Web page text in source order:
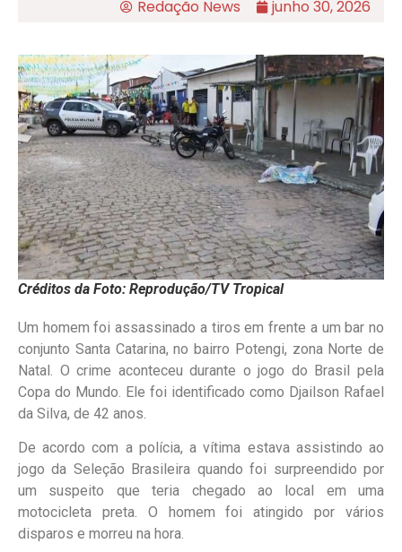
Redação News junho 30, 2026
Créditos da Foto: Reprodução/TV Tropical
Um homem foi assassinado a tiros em frente a um bar no
conjunto Santa Catarina, no bairro Potengi, zona Norte de
Natal. O crime aconteceu durante o jogo do Brasil pela
Copa do Mundo. Ele foi identificado como Djailson Rafael
da Silva, de 42 anos.
De acordo com a polícia, a vítima estava assistindo ao
jogo da Seleção Brasileira quando foi surpreendido por
um suspeito que teria chegado ao local em uma
motocicleta preta. O homem foi atingido por vários
disparos e morreu na hora.